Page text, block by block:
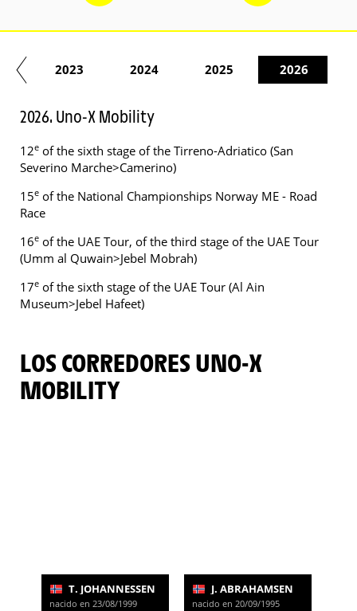
2023 2024 2025 2026
2026. Uno-X Mobility
12e of the sixth stage of the Tirreno-Adriatico (San
Severino Marche>Camerino)
15e of the National Championships Norway ME - Road
Race
16e of the UAE Tour, of the third stage of the UAE Tour
(Umm al Quwain>Jebel Mobrah)
17e of the sixth stage of the UAE Tour (Al Ain
Museum>Jebel Hafeet)
LOS CORREDORES UNO-X
MOBILITY
T. JOHANNESSEN
nacido en 23/08/1999
J. ABRAHAMSEN
nacido en 20/09/1995